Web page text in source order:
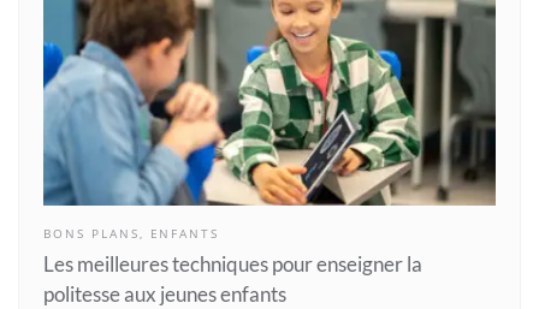
BONS PLANS, ENFANTS
Les meilleures techniques pour enseigner la
politesse aux jeunes enfants